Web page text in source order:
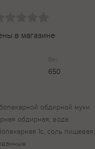
в магазине
Вес
650
обдирной муки
обдирная, вода
1с, соль пищевая,